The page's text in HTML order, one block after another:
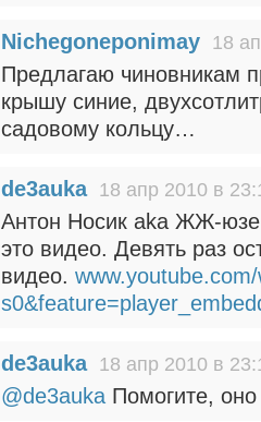
Nichegoneponimay 18
Предлагаю чиновникам
крышу синие,
садовому кольцу…
de3auka 18 апр 2010 в
Антон Носик aka ЖЖ-
это видео. Девять раз
видео.
de3auka 18 апр 2010 в
@de3auka Помогите,